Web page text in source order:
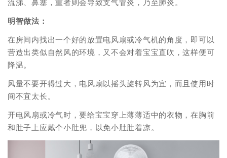
流涕、鼻塞，重者则会导致支气管炎，乃至肺炎。
明智做法：
在房间内找出一个好的放置电风扇或冷气机的角度，即可以
营造出类似自然风的环境，又不会对着宝宝直吹，这样便可
降温。
风量不要开得过大，电风扇以摇头旋转风为宜，而且使用时
间不宜太长。
开电风扇或冷气时，要给宝宝穿上薄薄适中的衣物，在胸前
和肚子上应戴个小肚兜，以免小肚肚着凉。